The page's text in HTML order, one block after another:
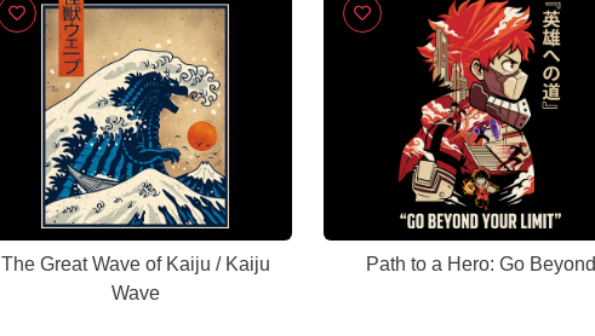
The Great Wave of Kaiju / Kaiju
Wave
Path to a Hero: Go Beyond